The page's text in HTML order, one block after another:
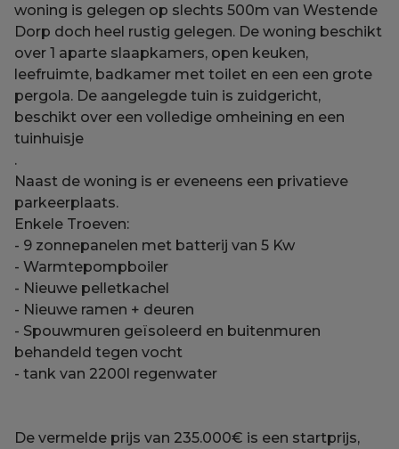
woning is gelegen op slechts 500m van Westende
Dorp doch heel rustig gelegen. De woning beschikt
over 1 aparte slaapkamers, open keuken,
leefruimte, badkamer met toilet en een een grote
pergola. De aangelegde tuin is zuidgericht,
beschikt over een volledige omheining en een
tuinhuisje
.
Naast de woning is er eveneens een privatieve
parkeerplaats.
Enkele Troeven:
- 9 zonnepanelen met batterij van 5 Kw
- Warmtepompboiler
- Nieuwe pelletkachel
- Nieuwe ramen + deuren
- Spouwmuren geïsoleerd en buitenmuren
behandeld tegen vocht
- tank van 2200l regenwater
De vermelde prijs van 235.000€ is een startprijs,